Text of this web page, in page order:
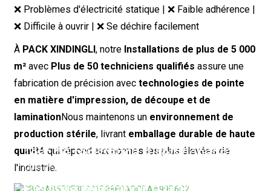
❌ Problèmes d'électricité statique | ❌ Faible adhérence |
❌ Difficile à ouvrir | ❌ Se déchire facilement
À PACK XINDINGLI , notre Installations de plus de 5 000
m²avec Plus de 50 techniciens qualifiés assure une
fabrication de précision avec technologies de pointe
en matière d'impression, de découpe et de
laminationNous maintenons un environnement de
production stérile, livrant emballage durable de haute
qualité qui répond aux normes les plus élevées de
l'industrie.
Test de résistance à la perforation
Teste la capacité du matériau à résister aux
Test de résistance à l'étanchéité
Mesure l'intégrité du thermoscellage pour prévenir
les fuites et assurer une protection optimale du